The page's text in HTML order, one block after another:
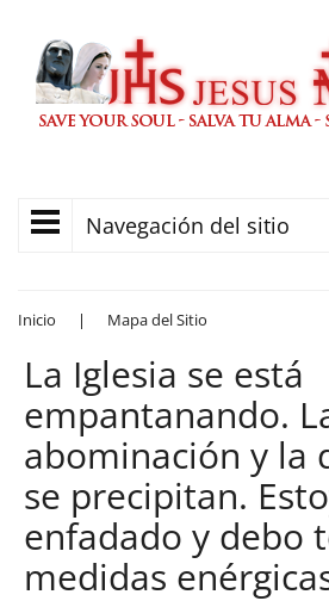
Navegación del sitio
Inicio | Mapa del Sitio
La Iglesia se está
empantanando.
abominación y la
se precipitan.
enfadado y debo
medidas